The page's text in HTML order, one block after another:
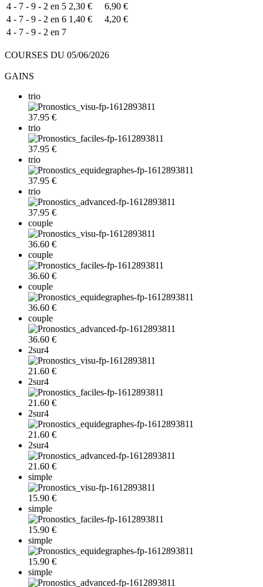
4 - 7 - 9 - 2 en 5 2,30 €
6,90 €
4 - 7 - 9 - 2 en 6 1,40 €
4,20 €
4 - 7 - 9 - 2 en 7
COURSES DU 05/06/2026
GAINS
trio
37.95 €
trio
37.95 €
trio
37.95 €
trio
37.95 €
couple
36.60 €
couple
36.60 €
couple
36.60 €
couple
36.60 €
2sur4
21.60 €
2sur4
21.60 €
2sur4
21.60 €
2sur4
21.60 €
simple
15.90 €
simple
15.90 €
simple
15.90 €
simple